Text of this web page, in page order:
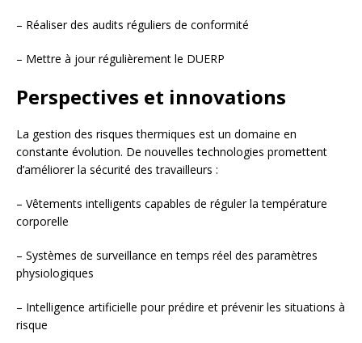
– Réaliser des audits réguliers de conformité
– Mettre à jour régulièrement le DUERP
Perspectives et innovations
La gestion des risques thermiques est un domaine en
constante évolution. De nouvelles technologies promettent
d’améliorer la sécurité des travailleurs :
– Vêtements intelligents capables de réguler la température
corporelle
– Systèmes de surveillance en temps réel des paramètres
physiologiques
– Intelligence artificielle pour prédire et prévenir les situations à
risque